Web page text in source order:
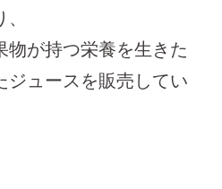
物が持つ栄養を生きた
ジュースを販売してい